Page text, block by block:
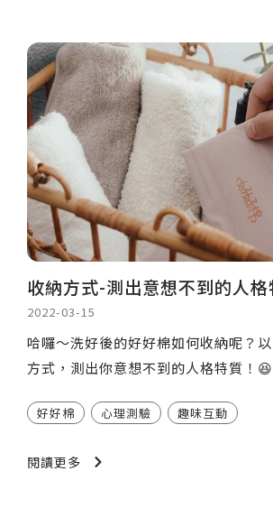
收納方式-測出意想不到的人格
2022-03-15
哈囉～洗好後的好好棉如何收納呢？
方式，測出你意想不到的人格特質！😆
好好棉 心理測驗 趣味互動
閱讀更多